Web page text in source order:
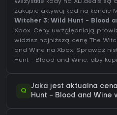
Wszystkie kody na XD.deals są
zakupie aktywuj kod na koncie
Witcher 3: Wild Hunt - Blood
Xbox. Ceny uwzględniają
widzisz najniższą cenę The
and Wine na Xbox. Sprawdź
Hunt - Blood and Wine, aby
Q
Jaka jest aktualna
Hunt - Blood and Wine